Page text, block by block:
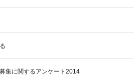
集に関するアンケート2014